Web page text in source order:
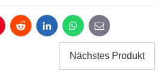
Reddit LinkedInWhatsApp
E-
mail
Nächstes Produkt